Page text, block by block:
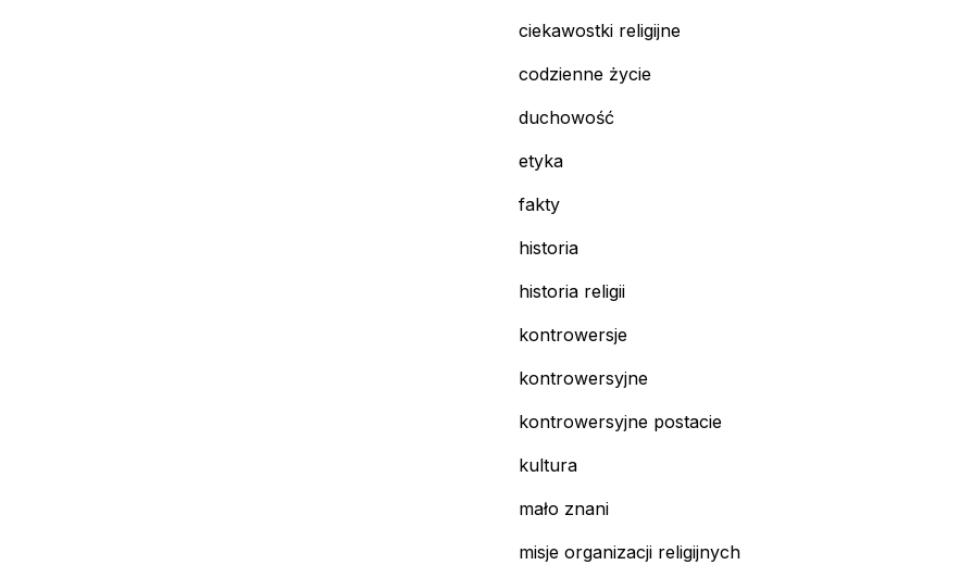
ciekawostki religijne
codzienne życie
duchowość
etyka
fakty
historia
historia religii
kontrowersje
kontrowersyjne
kontrowersyjne postacie
kultura
mało znani
misje organizacji religijnych